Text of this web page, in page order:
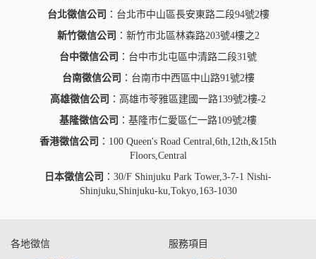
台北徵信公司 ：台北市中山區長安東路二段94號2樓
新竹徵信公司 ：新竹市北區林森路203號4樓之2
台中徵信公司 ：台中市北屯區中清路二段31號
台南徵信公司 ：台南市中西區中山路91號2樓
高雄徵信公司 ：高雄市苓雅區建國一路139號2樓-2
基隆徵信公司 ：基隆市仁愛區仁一路109號2樓
香港徵信公司 ：100 Queen's Road Central,6th,12th,&15th
Floors,Central
日本徵信公司 ：30/F Shinjuku Park Tower,3-7-1 Nishi-
Shinjuku,Shinjuku-ku,Tokyo,163-1030
各地徵信 服務項目